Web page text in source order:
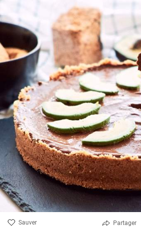
Sauver Partager